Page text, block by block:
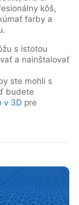
kôš,
farby a
s istotou
a nainštalovať
ste mohli s
budete
v 3D pre